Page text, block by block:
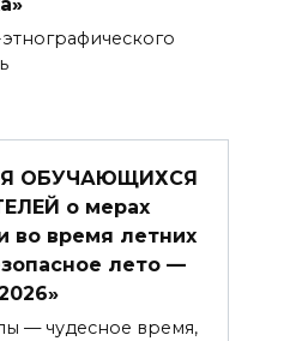
ОБУЧАЮЩИХСЯ
о мерах
во время летних
лето —
— чудесное время,